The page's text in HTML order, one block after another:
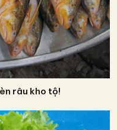
râu kho tộ!